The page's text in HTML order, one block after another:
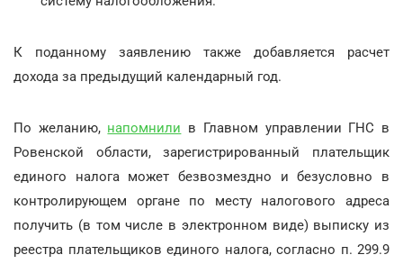
К поданному заявлению также добавляется расчет
дохода за предыдущий календарный год.
По желанию, напомнили в Главном управлении ГНС в
Ровенской области, зарегистрированный плательщик
единого налога может безвозмездно и безусловно в
контролирующем органе по месту налогового адреса
получить (в том числе в электронном виде) выписку из
реестра плательщиков единого налога, согласно п. 299.9